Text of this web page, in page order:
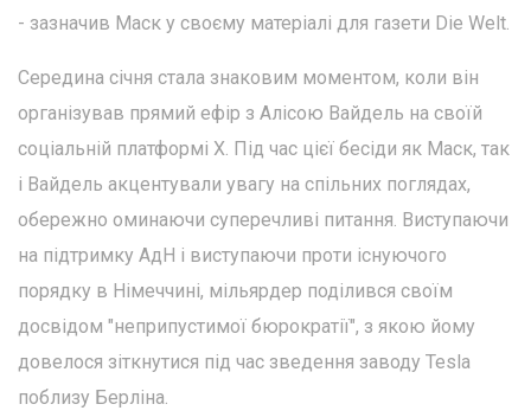
- зазначив Маск у своєму матеріалі для газети Die Welt.
Середина січня стала знаковим моментом, коли він
організував прямий ефір з Алісою Вайдель на своїй
соціальній платформі X. Під час цієї бесіди як Маск, так
і Вайдель акцентували увагу на спільних поглядах,
обережно оминаючи суперечливі питання. Виступаючи
на підтримку АдН і виступаючи проти існуючого
порядку в Німеччині, мільярдер поділився своїм
досвідом "неприпустимої бюрократії", з якою йому
довелося зіткнутися під час зведення заводу Tesla
поблизу Берліна.